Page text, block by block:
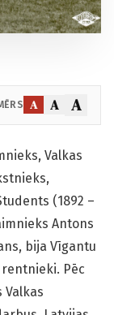
A A A
Valkas
(1892 –
Antons
bija Vīgantu
Pēc